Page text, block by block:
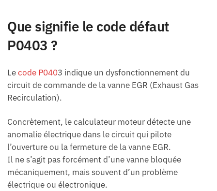
Que signifie le code défaut
P0403 ?
Lecode P0403 indique un dysfonctionnement du
circuit de commande de la vanne EGR (Exhaust Gas
Recirculation).
Concrètement, le calculateur moteur détecte une
anomalie électrique dans le circuit qui pilote
l’ouverture ou la fermeture de la vanne EGR.
Il ne s’agit pas forcément d’une vanne bloquée
mécaniquement, mais souvent d’un problème
électrique ou électronique.